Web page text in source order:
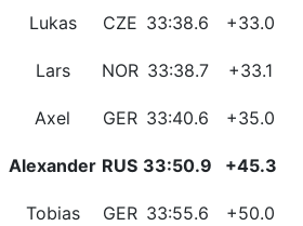
Lukas CZE 33:38.6 +33.0
Lars NOR 33:38.7 +33.1
Axel GER 33:40.6 +35.0
Alexander RUS 33:50.9 +45.3
Tobias GER 33:55.6 +50.0